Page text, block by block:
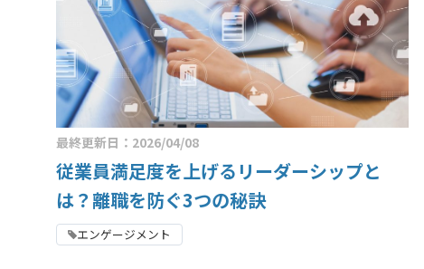
最終更新日：2026/04/08
従業員満足度を上げるリーダーシップと
は？離職を防ぐ3つの秘訣
エンゲージメント